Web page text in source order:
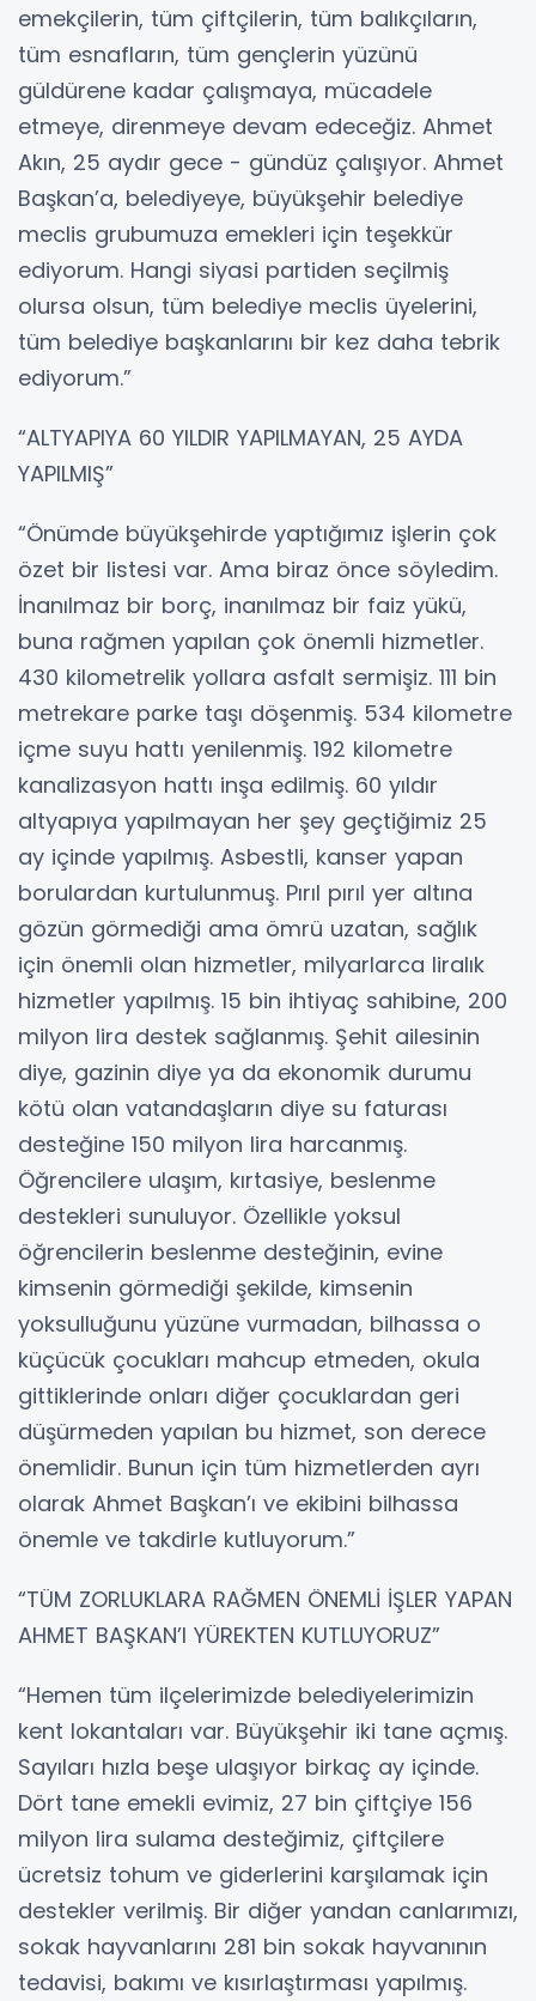
emekçilerin, tüm çiftçilerin, tüm balıkçıların,
tüm esnafların, tüm gençlerin yüzünü
güldürene kadar çalışmaya, mücadele
etmeye, direnmeye devam edeceğiz. Ahmet
Akın, 25 aydır gece - gündüz çalışıyor. Ahmet
Başkan’a, belediyeye, büyükşehir belediye
meclis grubumuza emekleri için teşekkür
ediyorum. Hangi siyasi partiden seçilmiş
olursa olsun, tüm belediye meclis üyelerini,
tüm belediye başkanlarını bir kez daha tebrik
ediyorum.”
“ALTYAPIYA 60 YILDIR YAPILMAYAN, 25 AYDA
YAPILMIŞ”
“Önümde büyükşehirde yaptığımız işlerin çok
özet bir listesi var. Ama biraz önce söyledim.
İnanılmaz bir borç, inanılmaz bir faiz yükü,
buna rağmen yapılan çok önemli hizmetler.
430 kilometrelik yollara asfalt sermişiz. 111 bin
metrekare parke taşı döşenmiş. 534 kilometre
içme suyu hattı yenilenmiş. 192 kilometre
kanalizasyon hattı inşa edilmiş. 60 yıldır
altyapıya yapılmayan her şey geçtiğimiz 25
ay içinde yapılmış. Asbestli, kanser yapan
borulardan kurtulunmuş. Pırıl pırıl yer altına
gözün görmediği ama ömrü uzatan, sağlık
için önemli olan hizmetler, milyarlarca liralık
hizmetler yapılmış. 15 bin ihtiyaç sahibine, 200
milyon lira destek sağlanmış. Şehit ailesinin
diye, gazinin diye ya da ekonomik durumu
kötü olan vatandaşların diye su faturası
desteğine 150 milyon lira harcanmış.
Öğrencilere ulaşım, kırtasiye, beslenme
destekleri sunuluyor. Özellikle yoksul
öğrencilerin beslenme desteğinin, evine
kimsenin görmediği şekilde, kimsenin
yoksulluğunu yüzüne vurmadan, bilhassa o
küçücük çocukları mahcup etmeden, okula
gittiklerinde onları diğer çocuklardan geri
düşürmeden yapılan bu hizmet, son derece
önemlidir. Bunun için tüm hizmetlerden ayrı
olarak Ahmet Başkan’ı ve ekibini bilhassa
önemle ve takdirle kutluyorum.”
“TÜM ZORLUKLARA RAĞMEN ÖNEMLİ İŞLER YAPAN
AHMET BAŞKAN’I YÜREKTEN KUTLUYORUZ”
“Hemen tüm ilçelerimizde belediyelerimizin
kent lokantaları var. Büyükşehir iki tane açmış.
Sayıları hızla beşe ulaşıyor birkaç ay içinde.
Dört tane emekli evimiz, 27 bin çiftçiye 156
milyon lira sulama desteğimiz, çiftçilere
ücretsiz tohum ve giderlerini karşılamak için
destekler verilmiş. Bir diğer yandan canlarımızı,
sokak hayvanlarını 281 bin sokak hayvanının
tedavisi, bakımı ve kısırlaştırması yapılmış.